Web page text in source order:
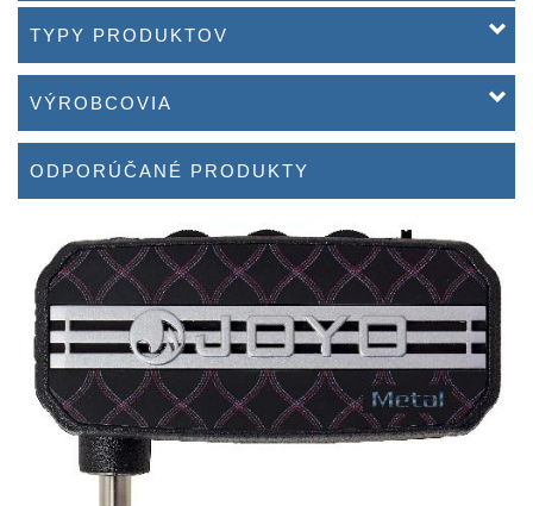
TYPY PRODUKTOV
VÝROBCOVIA
ODPORÚČANÉ PRODUKTY